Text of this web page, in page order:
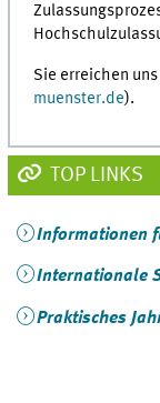
Sie erreichen
muenster.de).
TOP LINKS
Informationen
Internationale
Praktisches